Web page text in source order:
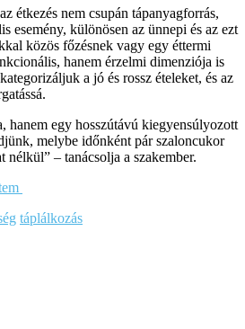
étkezés nem csupán tápanyagforrás,
esemény, különösen az ünnepi és az ezt
közös főzésnek vagy egy éttermi
hanem érzelmi dimenziója is
a jó és rossz ételeket, és az
hanem egy hosszútávú kiegyensúlyozott
melybe időnként pár szaloncukor
nélkül” – tanácsolja a szakember.
táplálkozás